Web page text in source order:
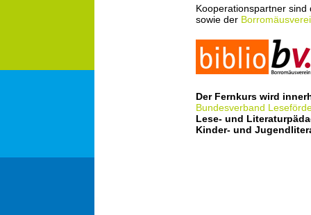
Kooperationspartner
sowie der
Der Fernkurs wird
Bundesverband
Lese- und
Kinder- und